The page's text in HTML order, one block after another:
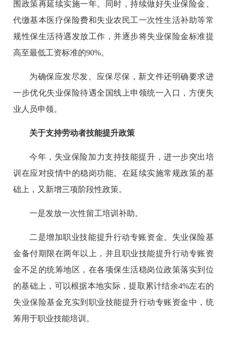
围政策再延续实施一年。同时，持续做好失业保险金、
代缴基本医疗保险费和失业农民工一次性生活补助等常
规性保生活待遇发放工作，并逐步将失业保险金标准提
高至最低工资标准的90%。
为确保应发尽发、应保尽保，新文件还明确要求进
一步优化失业保险待遇全国线上申领统一入口，方便失
业人员申领。
关于支持劳动者技能提升政策
今年，失业保险加力支持技能提升，进一步突出培
训在应对疫情中的稳岗功能。在延续实施常规政策的基
础上，又新增三项阶段性政策。
一是发放一次性留工培训补助。
二是增加职业技能提升行动专账资金。失业保险基
金备付期限在两年以上，并且职业技能提升行动专账资
金不足的统筹地区，在各项保生活稳岗位政策落实到位
的基础上，可以根据本地实际，提取累计结余4%左右的
失业保险基金充实到职业技能提升行动专账资金中，统
筹用于职业技能培训。